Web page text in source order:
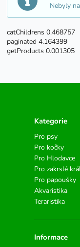
Nebyly
catChildrens 0.468757
paginated 4.164399
getProducts 0.001305
Kategorie
Pro psy
Pro kočky
Pro Hlodavce
Pro zakrslé
Pro papoušky
Akvaristika
Teraristika
Informace